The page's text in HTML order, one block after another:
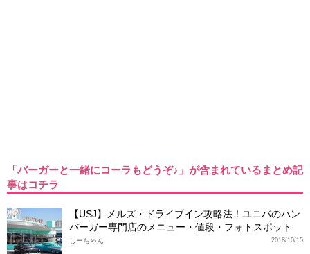
「バーガーと一緒にコーラもどうぞ♪」が含まれているまとめ記
事はコチラ
【USJ】メルズ・ドライブイン攻略法！ユニバのハン
バーガー専門店のメニュー・値段・フォトスポット
2018/10/15
しーちゃん